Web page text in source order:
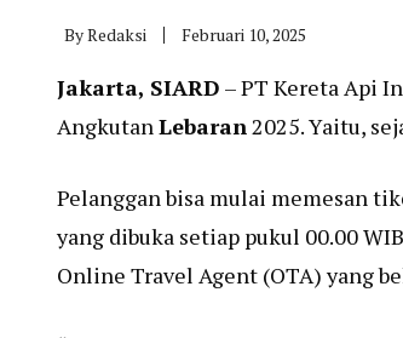
ByRedaksi Februari 10, 2025
Jakarta, SIARD – PT Kereta Api
AngkutanLebaran2025. Yaitu,
Pelanggan bisa mulai memesan
yang dibuka setiap pukul 00.00
Online Travel Agent (OTA) yang